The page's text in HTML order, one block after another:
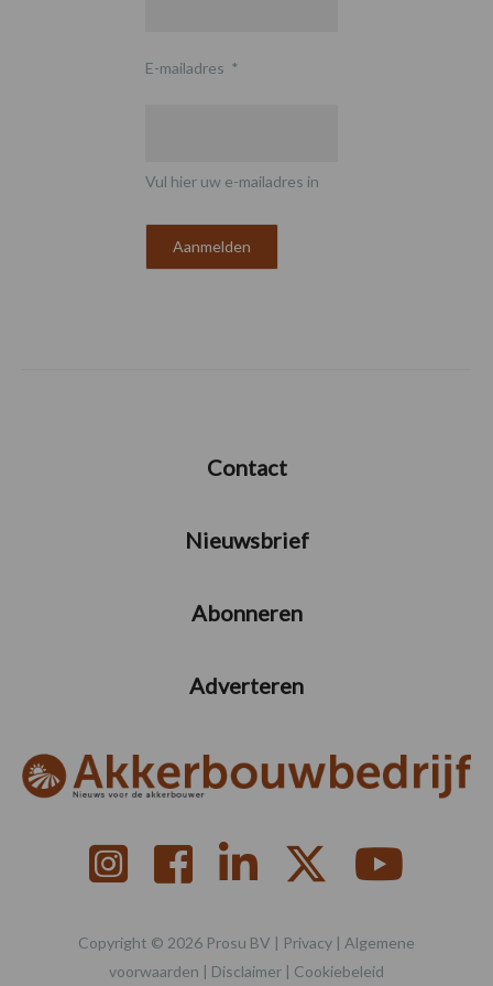
E-mailadres *
Vul hier uw e-mailadres in
Contact
Nieuwsbrief
Abonneren
Adverteren
Copyright © 2026 Prosu BV | Privacy | Algemene
voorwaarden | Disclaimer | Cookiebeleid